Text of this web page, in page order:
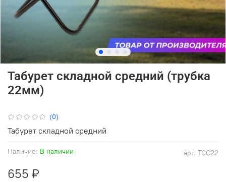
(0)
арт. ТСС22
Наличие: В наличии
Табурет складной средний (трубка
22мм)
655 ₽
Табурет складной средний